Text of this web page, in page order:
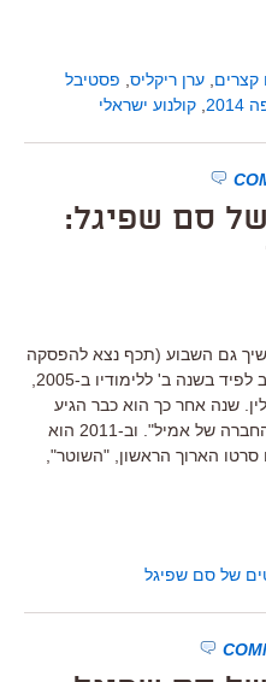
קצרים ערן ריקליס פסטיבל
קולנוע ישראלי
סם שפיגל:
גם השבוע (תכף נצא להפסקה
שנה אחר כך הוא כבר הגיע
לפסטיבל קאן עם סרט הגמר שלו, "החברה של אמיל". וב-2011 הוא
הארוך הראשון, "השוטר",
של סם שפיגל